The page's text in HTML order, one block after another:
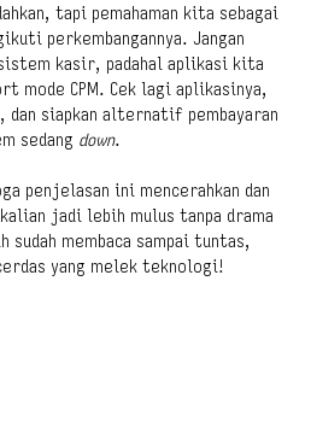
tapi pemahaman kita sebagai
perkembangannya. Jangan
kasir, padahal aplikasi kita
mode CPM. Cek lagi aplikasinya,
siapkan alternatif pembayaran
sedang down.
penjelasan ini mencerahkan dan
jadi lebih mulus tanpa drama
membaca sampai tuntas,
yang melek teknologi!